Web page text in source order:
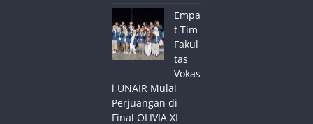
Empa
t Tim
Fakul
tas
Vokas
i UNAIR Mulai
Perjuangan di
Final OLIVIA XI